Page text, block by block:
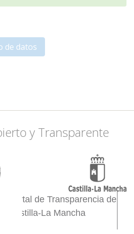
de datos
activa)
y Transparente
Portal de Transparencia de
Castilla-La Mancha